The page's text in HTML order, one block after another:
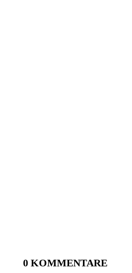
0 KOMMENTARE